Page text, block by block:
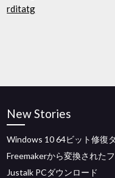
rditatg
New Stories
Windows 10 64ビット修復
Freemakerから変換された
Justalk PCダウンロード